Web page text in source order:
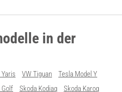
in der
VW Tiguan
Tesla Model Y
Golf Skoda Kodiaq Skoda Karoq